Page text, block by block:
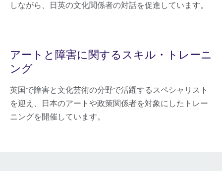
しながら、日英の文化関係者の対話を促進しています。
アートと障害に関するスキル・トレーニ
ング
英国で障害と文化芸術の分野で活躍するスペシャリスト
を迎え、日本のアートや政策関係者を対象にしたトレー
ニングを開催しています。